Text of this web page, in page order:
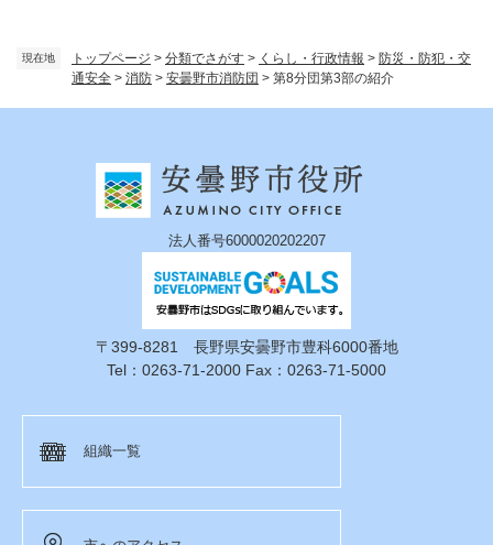
現在地 トップページ > 分類でさがす > くらし・行政情報 > 防災・防犯・交
通安全 > 消防 > 安曇野市消防団 > 第8分団第3部の紹介
法人番号6000020202207
〒399-8281 長野県安曇野市豊科6000番地
Tel：0263-71-2000 Fax：0263-71-5000
組織一覧